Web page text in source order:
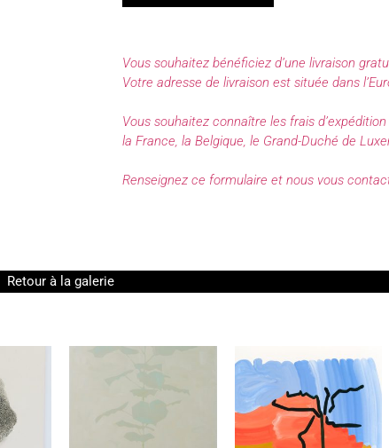
Vous souhaitez bénéficiez d’une livraison
Votre adresse de livraison est située dans
Vous souhaitez connaître les frais
la France, la Belgique, le Grand-Duché de
Renseignez ce formulaire et nous vous
Retour à la galerie